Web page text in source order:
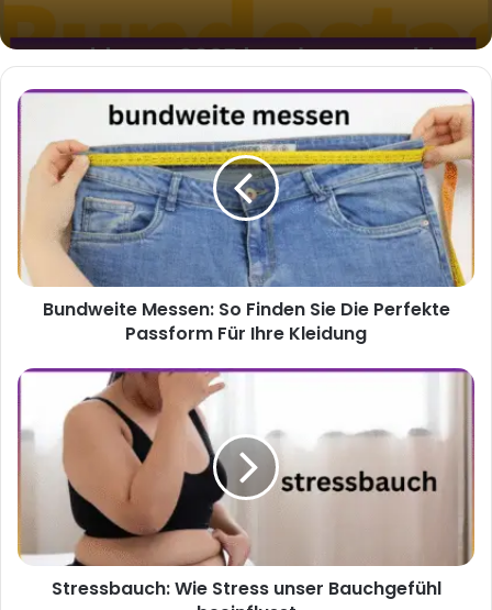
Bundweite
Messen:
Finden
Die
Perfekte
Passform
Für
Bundweite Messen: So Finden Sie Die Perfekte
Passform Für Ihre Kleidung
Stressbauch:
Wie
Stress
Bauchgefühl
beeinflusst
Stressbauch: Wie Stress unser Bauchgefühl